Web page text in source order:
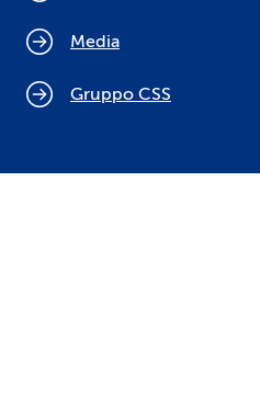
Media
Gruppo CSS